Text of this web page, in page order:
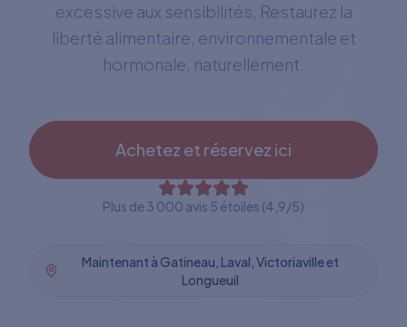
excessive aux sensibilités. Restaurez la
liberté alimentaire, environnementale et
hormonale, naturellement.
Achetez et réservez ici
Plus de 3 000 avis 5 étoiles (4,9/5)
Maintenant à Gatineau, Laval, Victoriaville et
Longueuil